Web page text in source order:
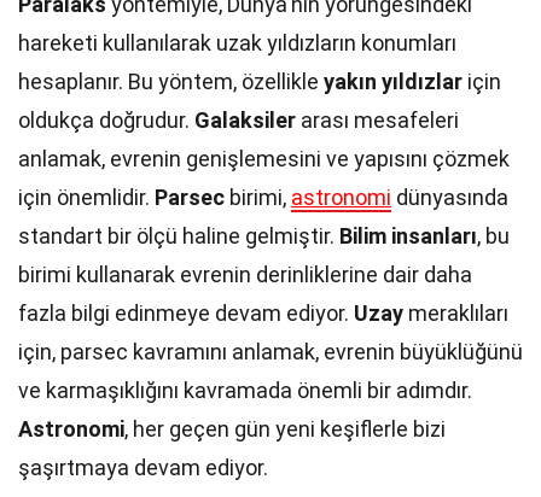
hareketi kullanılarak uzak yıldızların konumları
hesaplanır. Bu yöntem, özellikle yakın yıldızlar için
oldukça doğrudur. Galaksiler arası mesafeleri
anlamak, evrenin genişlemesini ve yapısını çözmek
için önemlidir. Parsec birimi, astronomi dünyasında
standart bir ölçü haline gelmiştir. Bilim insanları, bu
birimi kullanarak evrenin derinliklerine dair daha
fazla bilgi edinmeye devam ediyor. Uzay meraklıları
için, parsec kavramını anlamak, evrenin büyüklüğünü
ve karmaşıklığını kavramada önemli bir adımdır.
Astronomi, her geçen gün yeni keşiflerle bizi
şaşırtmaya devam ediyor.